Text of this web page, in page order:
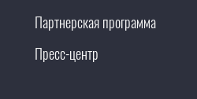
Партнерская программа
Пресс-центр